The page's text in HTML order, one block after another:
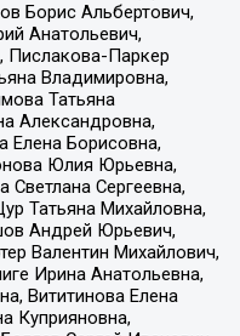
Борис Альбертович,
Анатольевич,
Пислакова-Паркер
Владимировна,
Татьяна
Александровна,
Елена Борисовна,
Юлия Юрьевна,
Светлана Сергеевна,
Татьяна Михайловна,
Андрей Юрьевич,
Валентин Михайлович,
Ирина Анатольевна,
Вититинова Елена
Куприяновна,